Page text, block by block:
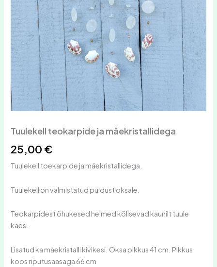
Tuulekell teokarpide ja mäekristallidega
25,00 €
Tuulekell toekarpide ja mäekristallidega.
Tuulekell on valmistatud puidust oksale.
Teokarpidest õhukesed helmed kõlisevad kaunilt tuule
käes.
Lisatud ka mäekristalli kivikesi. Oksa pikkus 41 cm. Pikkus
koos riputusaasaga 66 cm